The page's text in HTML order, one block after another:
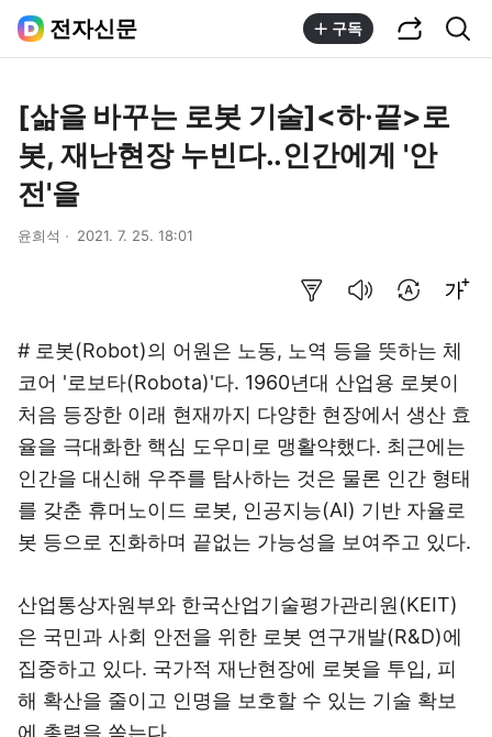
전자신문 구독
[삶을 바꾸는 로봇 기술]<하·끝>로
봇, 재난현장 누빈다..인간에게 '안
전'을
윤희석 2021. 7. 25. 18:01
# 로봇(Robot)의 어원은 노동, 노역 등을 뜻하는 체
코어 '로보타(Robota)'다. 1960년대 산업용 로봇이
처음 등장한 이래 현재까지 다양한 현장에서 생산 효
율을 극대화한 핵심 도우미로 맹활약했다. 최근에는
인간을 대신해 우주를 탐사하는 것은 물론 인간 형태
를 갖춘 휴머노이드 로봇, 인공지능(AI) 기반 자율로
봇 등으로 진화하며 끝없는 가능성을 보여주고 있다.
산업통상자원부와 한국산업기술평가관리원(KEIT)
은 국민과 사회 안전을 위한 로봇 연구개발(R&D)에
집중하고 있다. 국가적 재난현장에 로봇을 투입, 피
해 확산을 줄이고 인명을 보호할 수 있는 기술 확보
에 총력을 쏟는다.